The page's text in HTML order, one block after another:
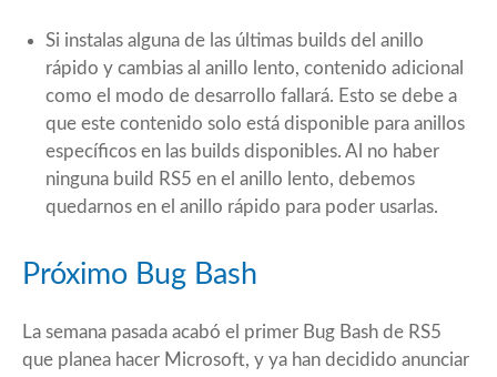
Si instalas alguna de las últimas builds del anillo
rápido y cambias al anillo lento, contenido adicional
como el modo de desarrollo fallará. Esto se debe a
que este contenido solo está disponible para anillos
específicos en las builds disponibles. Al no haber
ninguna build RS5 en el anillo lento, debemos
quedarnos en el anillo rápido para poder usarlas.
Próximo Bug Bash
La semana pasada acabó el primer Bug Bash de RS5
que planea hacer Microsoft, y ya han decidido anunciar